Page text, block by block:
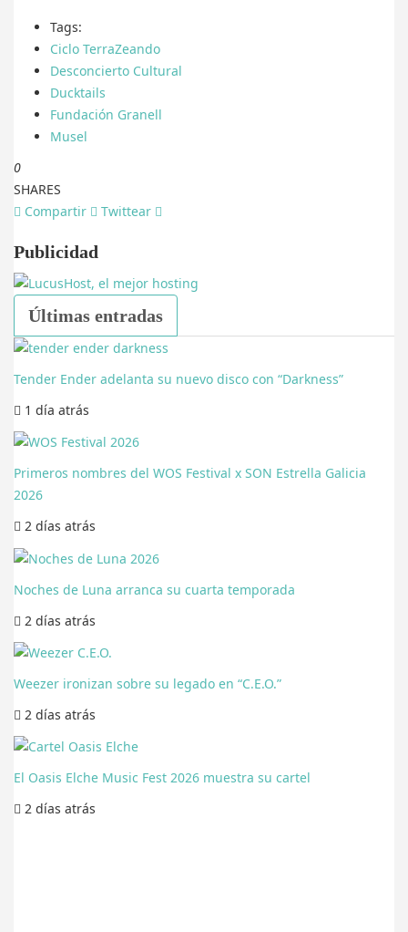
Tags:
Ciclo TerraZeando
Desconcierto Cultural
Ducktails
Fundación Granell
Musel
0
SHARES
Compartir
Twittear
Publicidad
Últimas entradas
Tender Ender adelanta su nuevo disco con “Darkness”
1 día atrás
Primeros nombres del WOS Festival x SON Estrella Galicia
2026
2 días atrás
Noches de Luna arranca su cuarta temporada
2 días atrás
Weezer ironizan sobre su legado en “C.E.O.”
2 días atrás
El Oasis Elche Music Fest 2026 muestra su cartel
2 días atrás